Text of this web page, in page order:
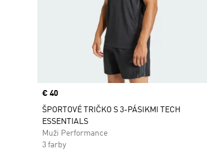
Price
€ 40
ŠPORTOVÉ TRIČKO S 3-PÁSIKMI TECH
ESSENTIALS
Muži Performance
3 farby